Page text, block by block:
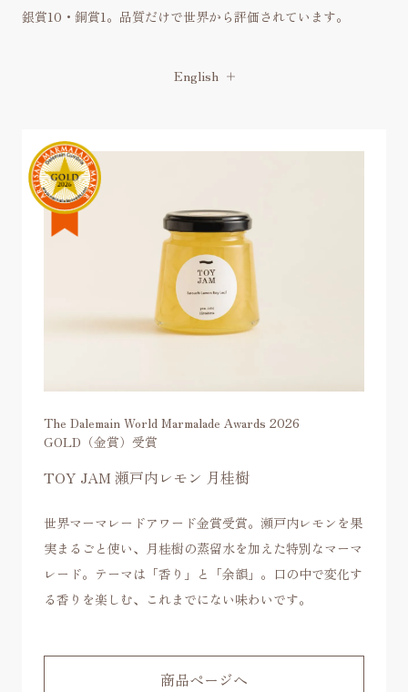
銀賞10・銅賞1。品質だけで世界から評価されています。
English
The Dalemain World Marmalade Awards 2026
GOLD（金賞）受賞
TOY JAM 瀬戸内レモン 月桂樹
世界マーマレードアワード金賞受賞。瀬戸内レモンを果
実まるごと使い、月桂樹の蒸留水を加えた特別なマーマ
レード。テーマは「香り」と「余韻」。口の中で変化す
る香りを楽しむ、これまでにない味わいです。
商品ページへ